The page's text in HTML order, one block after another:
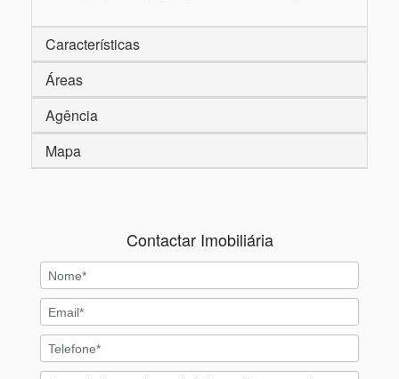
Características
Áreas
Agência
Mapa
Contactar Imobiliária